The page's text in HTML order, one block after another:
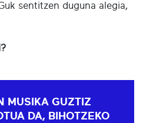
sentitzen duguna alegia,
MUSIKA GUZTIZ
DA, BIHOTZEKO